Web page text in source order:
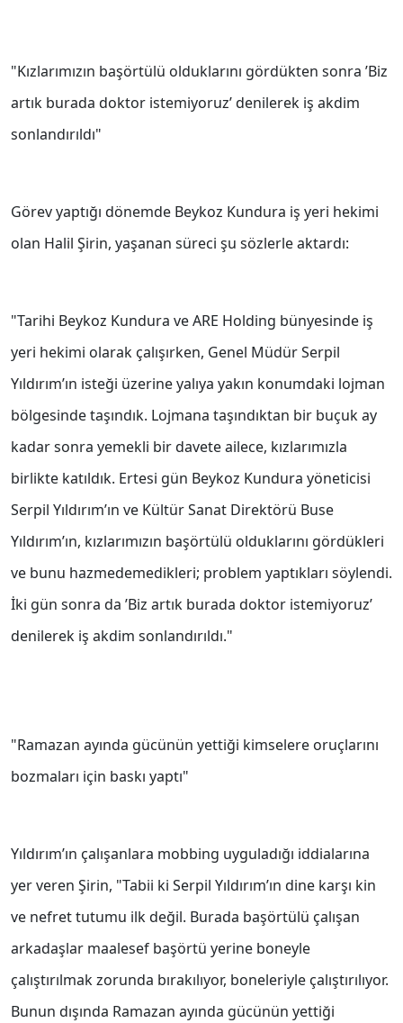
"Kızlarımızın başörtülü olduklarını gördükten sonra ’Biz
artık burada doktor istemiyoruz’ denilerek iş akdim
sonlandırıldı"
Görev yaptığı dönemde Beykoz Kundura iş yeri hekimi
olan Halil Şirin, yaşanan süreci şu sözlerle aktardı:
"Tarihi Beykoz Kundura ve ARE Holding bünyesinde iş
yeri hekimi olarak çalışırken, Genel Müdür Serpil
Yıldırım’ın isteği üzerine yalıya yakın konumdaki lojman
bölgesinde taşındık. Lojmana taşındıktan bir buçuk ay
kadar sonra yemekli bir davete ailece, kızlarımızla
birlikte katıldık. Ertesi gün Beykoz Kundura yöneticisi
Serpil Yıldırım’ın ve Kültür Sanat Direktörü Buse
Yıldırım’ın, kızlarımızın başörtülü olduklarını gördükleri
ve bunu hazmedemedikleri; problem yaptıkları söylendi.
İki gün sonra da ’Biz artık burada doktor istemiyoruz’
denilerek iş akdim sonlandırıldı."
"Ramazan ayında gücünün yettiği kimselere oruçlarını
bozmaları için baskı yaptı"
Yıldırım’ın çalışanlara mobbing uyguladığı iddialarına
yer veren Şirin, "Tabii ki Serpil Yıldırım’ın dine karşı kin
ve nefret tutumu ilk değil. Burada başörtülü çalışan
arkadaşlar maalesef başörtü yerine boneyle
çalıştırılmak zorunda bırakılıyor, boneleriyle çalıştırılıyor.
Bunun dışında Ramazan ayında gücünün yettiği